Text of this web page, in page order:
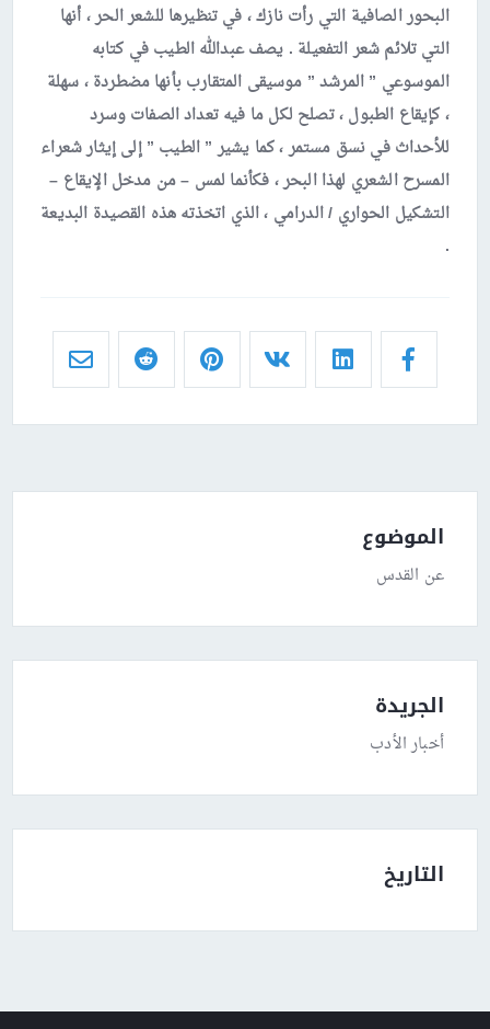
البحور الصافية التي رأت نازك ، في تنظيرها للشعر الحر ، أنها
التي تلائم شعر التفعيلة . يصف عبدالله الطيب في كتابه
الموسوعي ” المرشد ” موسيقى المتقارب بأنها مضطردة ، سهلة
، كإيقاع الطبول ، تصلح لكل ما فيه تعداد الصفات وسرد
للأحداث في نسق مستمر ، كما يشير ” الطيب ” إلى إيثار شعراء
المسرح الشعري لهذا البحر ، فكأنما لمس – من مدخل الإيقاع –
التشكيل الحواري / الدرامي ، الذي اتخذته هذه القصيدة البديعة
.
الموضوع
عن القدس
الجريدة
أخبار الأدب
التاريخ